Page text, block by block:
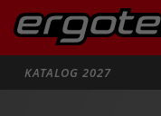
KATALOG 2027